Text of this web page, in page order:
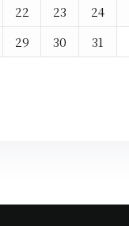
22 23 24
29 30
31